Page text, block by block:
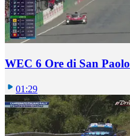
WEC 6 Ore di San Paolo
01:29